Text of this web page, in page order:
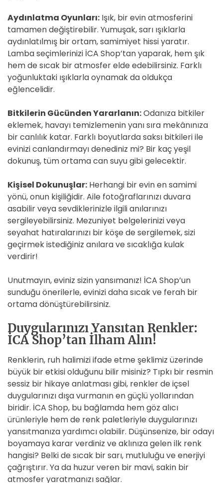
Aydınlatma Oyunları: Işık, bir evin atmosferini
tamamen değiştirebilir. Yumuşak, sarı ışıklarla
aydınlatılmış bir ortam, samimiyet hissi yaratır.
Lamba seçimlerinizi İCA Shop’tan yaparak, hem şık
hem de sıcak bir atmosfer elde edebilirsiniz. Farklı
yoğunluktaki ışıklarla oynamak da oldukça
eğlencelidir.
Bitkilerin Gücünden Yararlanın:Odanıza bitkiler
eklemek, havayı temizlemenin yanı sıra mekânınıza
bir canlılık katar. Farklı boyutlarda saksı bitkileri ile
evinizi canlandırmayı denediniz mi? Bir kaç yeşil
dokunuş, tüm ortama can suyu gibi gelecektir.
Kişisel Dokunuşlar: Herhangi bir evin en samimi
yönü, onun kişiliğidir. Aile fotoğraflarınızı duvara
asabilir veya sevdiklerinizle ilgili anılarınızı
sergileyebilirsiniz. Mezuniyet belgelerinizi veya
seyahat hatıralarınızı bir köşe de sergilemek, sizi
geçirmek istediğiniz anılara ve sıcaklığa kulak
verdirir!
Unutmayın, eviniz sizin yansımanız! İCA Shop’un
sunduğu önerilerle, evinizi daha sıcak ve ferah bir
ortama dönüştürebilirsiniz.
Duygularınızı Yansıtan Renkler:
İCA Shop’tan İlham Alın!
Renklerin, ruh halimizi ifade etme şeklimiz üzerinde
büyük bir etkisi olduğunu bilir misiniz? Tıpkı bir resmin
sessiz bir hikaye anlatması gibi, renkler de içsel
duygularınızı dışa vurmanın en güçlü yollarından
biridir. İCA Shop, bu bağlamda hem göz alıcı
ürünleriyle hem de renk paletleriyle duygularınızı
yansıtmanıza yardımcı olabilir. Düşünsenize, bir odayı
boyamaya karar verdiniz ve aklınıza gelen ilk renk
hangisi? Belki de sıcak bir sarı, mutluluğu ve enerjiyi
çağrıştırır. Ya da huzur veren bir mavi, sakin bir
atmosfer yaratmanızı sağlar.